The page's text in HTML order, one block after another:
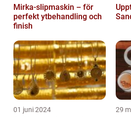
Mirka-slipmaskin – för
perfekt ytbehandling och
finish
01 juni 2024 29